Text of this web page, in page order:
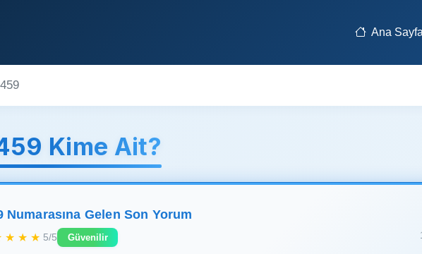
Ana
Kime Ait?
Numarasına Gelen Son Yorum
★ ★ ★ 5/5 Güvenilir